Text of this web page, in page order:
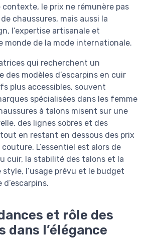
contexte, le prix ne rémunère pas
chaussures, mais aussi la
l’expertise artisanale et
monde de la mode internationale.
qui recherchent un
des modèles d’escarpins en cuir
plus accessibles, souvent
spécialisées dans les femme
à talons misent sur une
des lignes sobres et des
en restant en dessous des prix
L’essentiel est alors de
cuir, la stabilité des talons et la
l’usage prévu et le budget
et rôle des
dans l’élégance